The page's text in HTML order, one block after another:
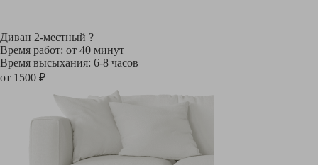
Диван 2-местный ?
Время работ: от 40 минут
Время высыхания: 6-8 часов
от 1500 ₽